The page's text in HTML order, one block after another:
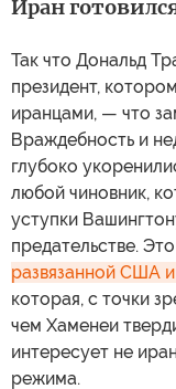
Иран
Так что Дональд
президент,
иранцами, — что
Враждебность и
глубоко
любой чиновник,
уступки
предательстве.
развязанной США
которая, с точки
чем Хаменеи
интересует не
режима.